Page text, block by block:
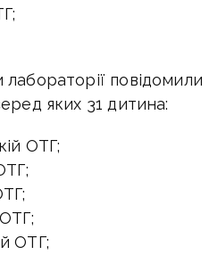
повідомили
яких 31 дитина:
ОТГ;
ОТГ;